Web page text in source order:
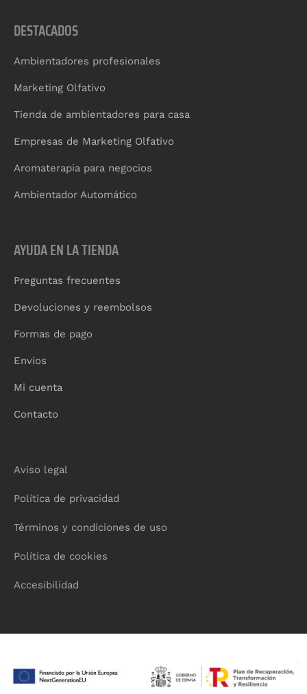
DESTACADOS
Ambientadores profesionales
Marketing Olfativo
Tienda de ambientadores para casa
Empresas de Marketing Olfativo
Aromaterapia para negocios
Ambientador Automático
AYUDA EN LA TIENDA
Preguntas frecuentes
Devoluciones y reembolsos
Formas de pago
Envíos
Mi cuenta
Contacto
Aviso legal
Política de privacidad
Términos y condiciones de uso
Política de cookies
Accesibilidad